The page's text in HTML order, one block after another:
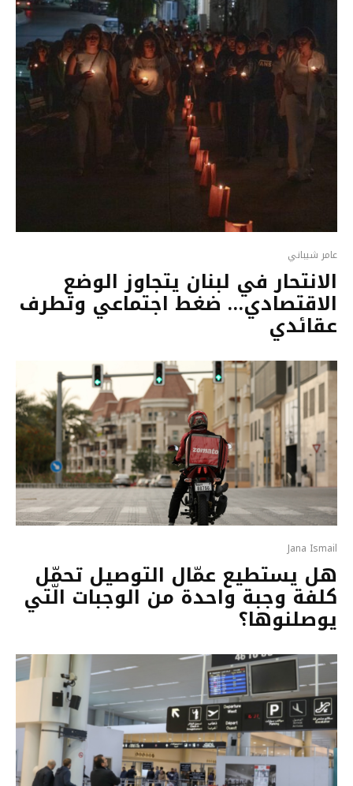
عامر شيباني
الانتحار في لبنان يتجاوز الوضع
الاقتصادي… ضغط اجتماعي وتطرف
عقائدي
Jana Ismail
هل يستطيع عمّال التوصيل تحمّل
كلفة وجبة واحدة من الوجبات الّتي
يوصلنوها؟